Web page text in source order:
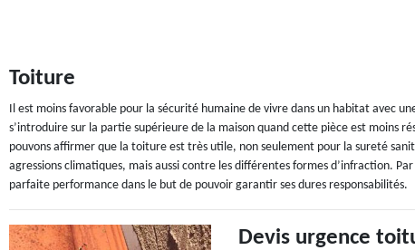
Toiture
Il est moins favorable pour la sécurité humaine de vivre dans un habitat avec
s’introduire sur la partie supérieure de la maison quand cette pièce est moins
pouvons affirmer que la toiture est très utile, non seulement pour la sureté
agressions climatiques, mais aussi contre les différentes formes d’infraction.
parfaite performance dans le but de pouvoir garantir ses dures responsabilités.
Devis urgence